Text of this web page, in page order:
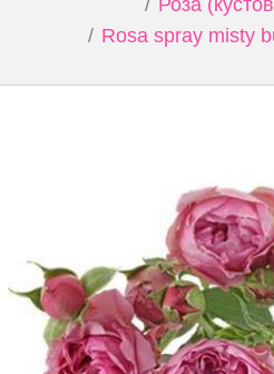
Роза
Rosa spray misty